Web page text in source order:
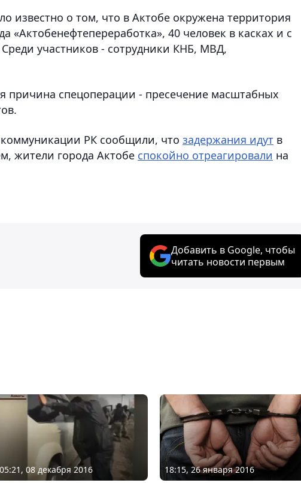
известно о том, что в Актобе окружена территория
«Актобенефтепереработка», 40 человек в касках и с
участников - сотрудники КНБ, МВД,
причина спецоперации - пресечение масштабных
РК сообщили, что задержания идут в
жители города Актобе спокойно отреагировали на
Добавить в Google, чтобы
читать новости первым
05:21, 08 декабря 2016 18:15, 26 января 2016